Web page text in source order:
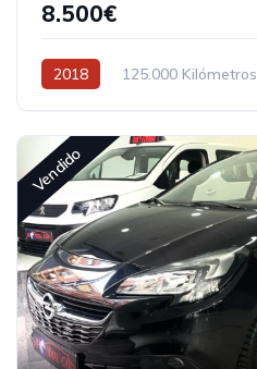
8.500€
2018 125.000 Kilómetros
Vendido